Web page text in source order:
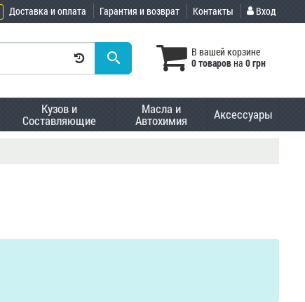
Доставка и оплата Гарантия и возврат Контакты Вход
В вашей корзине
0 товаровна 0 грн
Кузов и
Составляющие
Масла и
Автохимия Аксессуары